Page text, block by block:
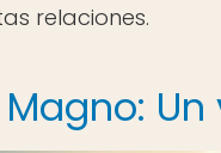
relaciones.